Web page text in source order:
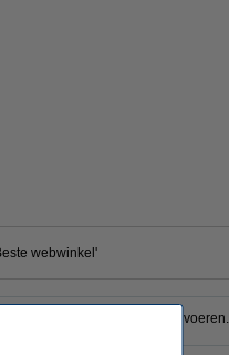
webwinkel'
instructies voor het invoeren.